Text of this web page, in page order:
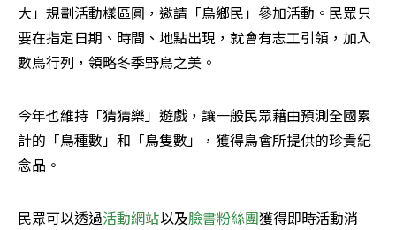
大」規劃活動樣區圓，邀請「鳥鄉民」參加活動。民眾只
要在指定日期、時間、地點出現，就會有志工引領，加入
數鳥行列，領略冬季野鳥之美。
今年也維持「猜猜樂」遊戲，讓一般民眾藉由預測全國累
計的「鳥種數」和「鳥隻數」，獲得鳥會所提供的珍貴紀
念品。
民眾可以透過活動網站以及臉書粉絲團獲得即時活動消